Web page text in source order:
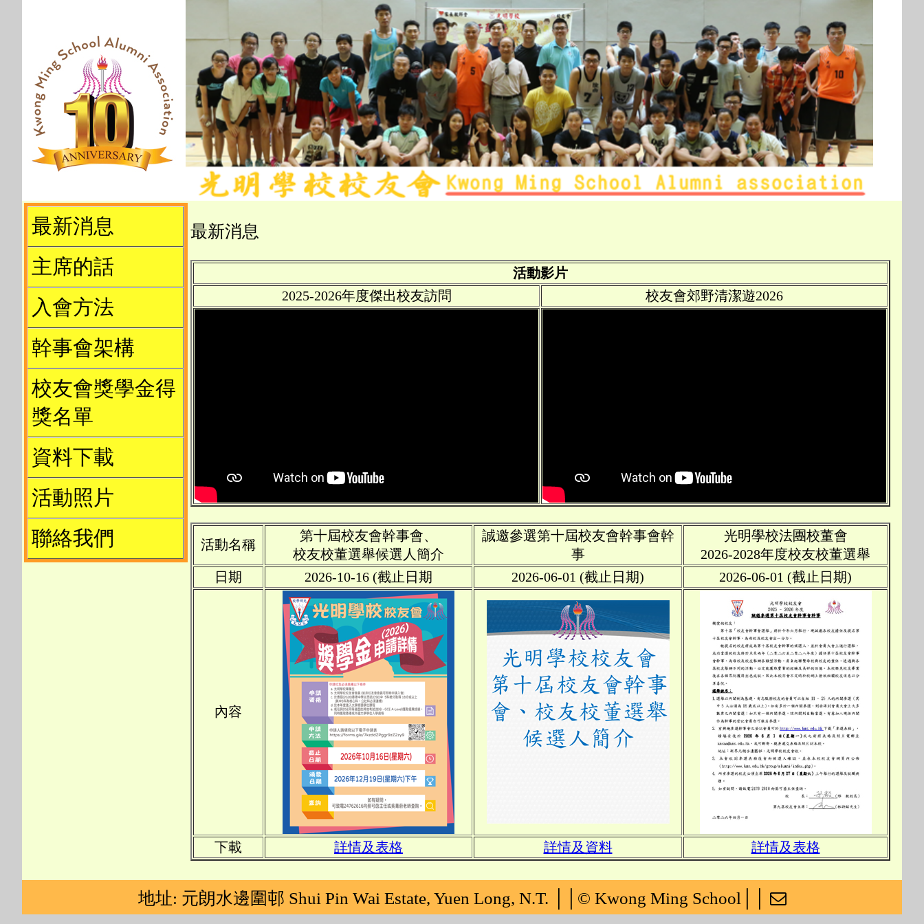
最新消息
主席的話
入會方法
幹事會架構
校友會獎學金得
獎名單
資料下載
活動照片
聯絡我們
最新消息
活動影片
2025-2026年度傑出校友訪問
校友會郊野清潔遊2026
活動名稱
第十屆校友會幹事會、
校友校董選舉候選人簡介
誠邀參選第十屆校友會幹事會幹
事
光明學校法團校董會
2026-2028年度校友校董選舉
日期
2026-10-16 (截止日期 2026-06-01 (截止日期) 2026-06-01 (截止日期)
內容
下載 詳情及表格 詳情及資料 詳情及表格
地址: 元朗水邊圍邨 Shui Pin Wai Estate, Yuen Long, N.T. ││© Kwong Ming School││